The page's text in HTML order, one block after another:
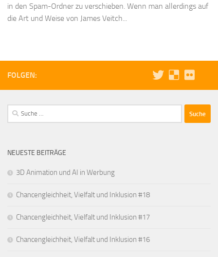
in den Spam-Ordner zu verschieben. Wenn man allerdings auf
die Art und Weise von James Veitch...
FOLGEN:
Suche
nach:
NEUESTE BEITRÄGE
3D Animation und AI in Werbung
Chancengleichheit, Vielfalt und Inklusion #18
Chancengleichheit, Vielfalt und Inklusion #17
Chancengleichheit, Vielfalt und Inklusion #16